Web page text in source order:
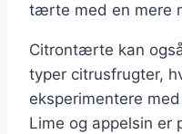
tærte med en mere
Citrontærte kan
typer citrusfrugter,
eksperimentere
Lime og appelsin